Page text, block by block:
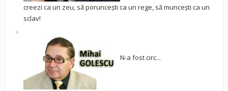
creezi ca un zeu, să poruncești ca un rege, să muncești ca un
sclav!
N-a fost circ...